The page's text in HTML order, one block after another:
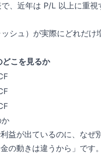
、近年は P/L 以上に重視
シュ）が実際にどれだけ
どこを見るか
益が出ているのに、なぜ
の動きは違うから」です。